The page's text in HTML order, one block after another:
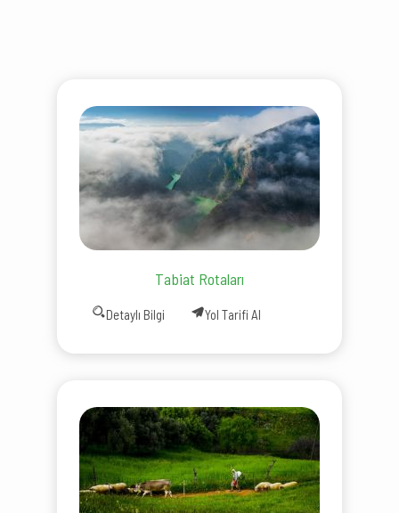
Tabiat Rotaları
Detaylı Bilgi Yol Tarifi Al